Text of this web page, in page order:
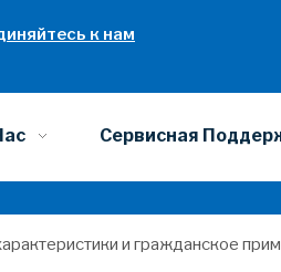
к нам
Сервисная
и гражданское